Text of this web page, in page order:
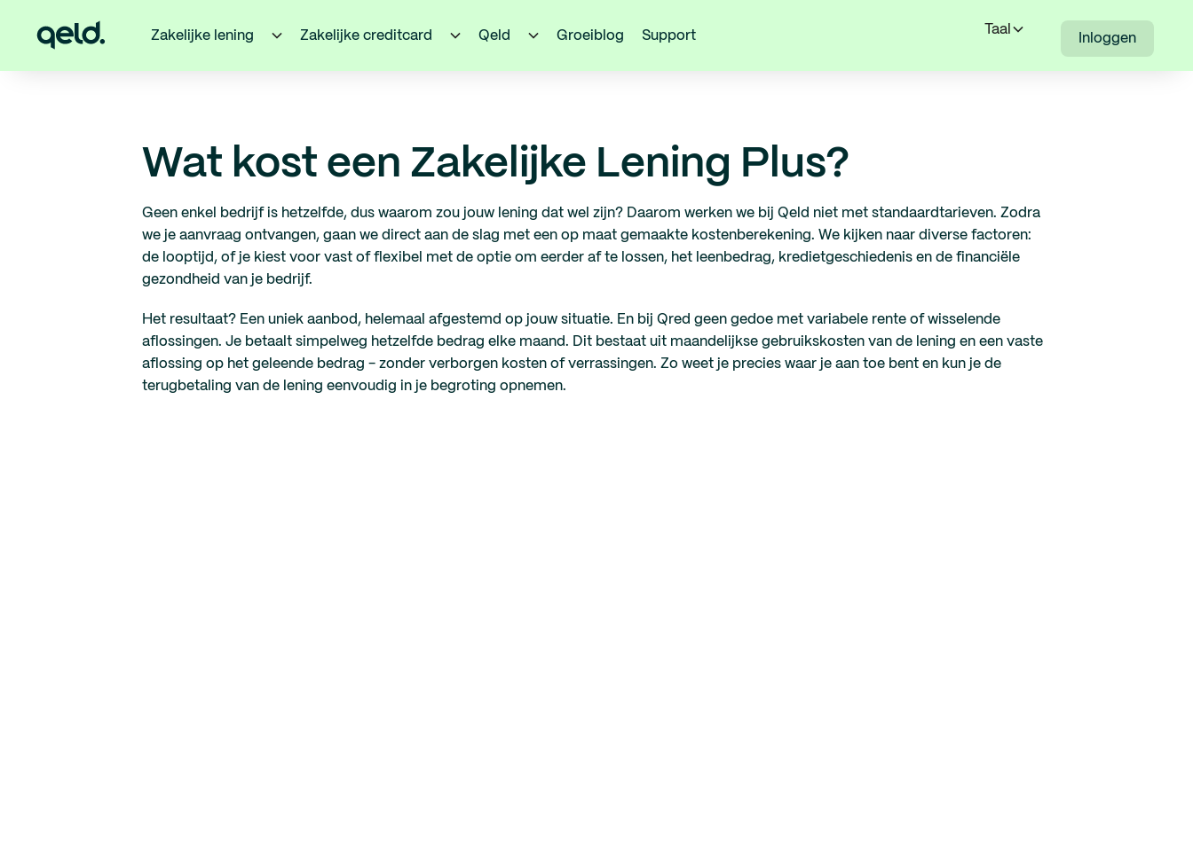
Zakelijke lening Zakelijke creditcard Qeld Groeiblog Support Taal
Inloggen
Wat kost een Zakelijke Lening Plus?
Geen enkel bedrijf is hetzelfde, dus waarom zou jouw lening dat wel zijn? Daarom werken we bij Qeld niet met standaardtarieven. Zodra
we je aanvraag ontvangen, gaan we direct aan de slag met een op maat gemaakte kostenberekening. We kijken naar diverse factoren:
de looptijd, of je kiest voor vast of flexibel met de optie om eerder af te lossen, het leenbedrag, kredietgeschiedenis en de financiële
gezondheid van je bedrijf.
Het resultaat? Een uniek aanbod, helemaal afgestemd op jouw situatie. En bij Qred geen gedoe met variabele rente of wisselende
aflossingen. Je betaalt simpelweg hetzelfde bedrag elke maand. Dit bestaat uit maandelijkse gebruikskosten van de lening en een vaste
aflossing op het geleende bedrag - zonder verborgen kosten of verrassingen. Zo weet je precies waar je aan toe bent en kun je de
terugbetaling van de lening eenvoudig in je begroting opnemen.